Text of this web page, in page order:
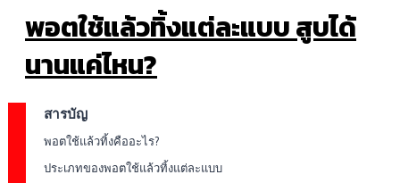
พอตใช้แล้วทิ้งแต่ละแบบ สูบได้
นานแค่ไหน?
สารบัญ
พอตใช้แล้วทิ้งคืออะไร?
ประเภทของพอตใช้แล้วทิ้งแต่ละแบบ